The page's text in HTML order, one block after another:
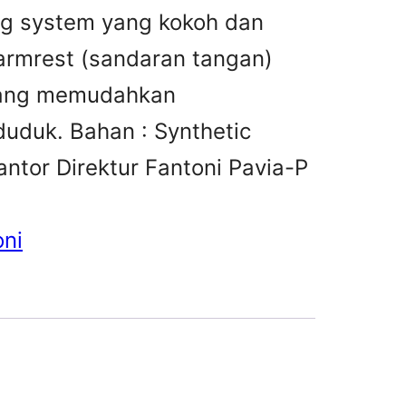
system yang kokoh dan
(sandaran tangan)
memudahkan
Bahan : Synthetic
Direktur Fantoni Pavia-P